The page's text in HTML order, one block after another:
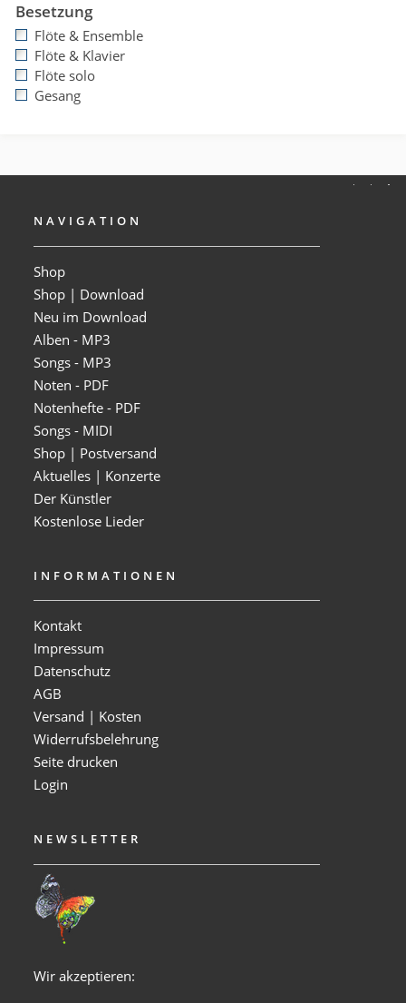
Besetzung
Flöte & Ensemble
Flöte & Klavier
Flöte solo
Gesang
NAVIGATION
Shop
Shop | Download
Neu im Download
Alben - MP3
Songs - MP3
Noten - PDF
Notenhefte - PDF
Songs - MIDI
Shop | Postversand
Aktuelles | Konzerte
Der Künstler
Kostenlose Lieder
INFORMATIONEN
Kontakt
Impressum
Datenschutz
AGB
Versand | Kosten
Widerrufsbelehrung
Seite drucken
Login
NEWSLETTER
Wir akzeptieren: